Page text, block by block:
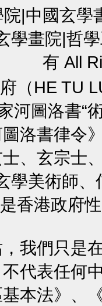
|中國玄
學畫院|哲
有 All
（HE TU
河圖洛書“
洛書律令
、玄宗士
學美術師
香港政府
我們只是
代表任何
本法》、